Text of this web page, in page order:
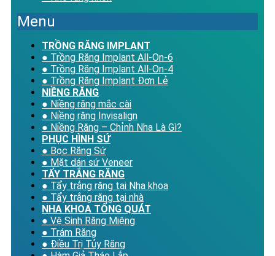
Menu
TRỒNG RĂNG IMPLANT
● Trồng Răng Implant All-On-6
● Trồng Răng Implant All-On-4
● Trồng Răng Implant Đơn Lẻ
NIỀNG RĂNG
● Niềng răng mắc cài
● Niềng răng Invisalign
● Niềng Răng – Chỉnh Nha Là Gì?
PHỤC HÌNH SỨ
● Bọc Răng Sứ
● Mặt dán sứ Veneer
TẨY TRẮNG RĂNG
● Tẩy trắng răng tại Nha khoa
● Tẩy trắng răng tại nhà
NHA KHOA TỔNG QUÁT
● Vệ Sinh Răng Miệng
● Trám Răng
● Điều Trị Tủy Răng